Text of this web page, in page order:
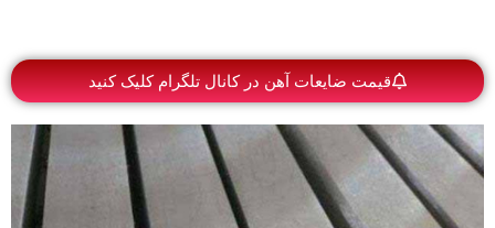
قیمت ضایعات آهن در کانال تلگرام کلیک کنید